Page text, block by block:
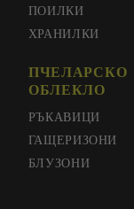
ПОИЛКИ
ХРАНИЛКИ
ПЧЕЛАРСКО
ОБЛЕКЛО
РЪКАВИЦИ
ГАЩЕРИЗОНИ
БЛУЗОНИ